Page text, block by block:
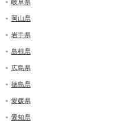
岐阜県
岡山県
岩手県
島根県
広島県
徳島県
愛媛県
愛知県